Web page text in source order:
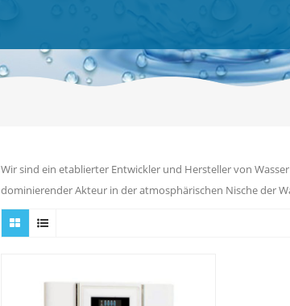
Wir sind ein etablierter Entwickler und Hersteller von
dominierender Akteur in der atmosphärischen Nische der